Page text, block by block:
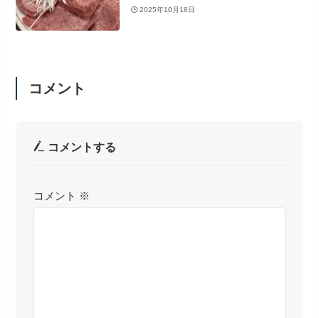
2025年10月18日
コメント
コメントする
コメント ※